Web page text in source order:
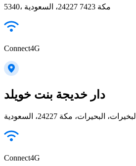
5340، مكة 24227 7423، السعودية
Connect4G
دار خديجة بنت خويلد
البخيرات، البحيرات، مكة 24227، السعودية
Connect4G